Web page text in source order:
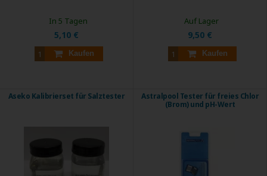
5,10 €
Kaufen
In 5 Tagen
9,50 €
Kaufen
Auf Lager
Aseko Kalibrierset für Salztester
Astralpool Tester für freies Chlor
(Brom) und pH-Wert